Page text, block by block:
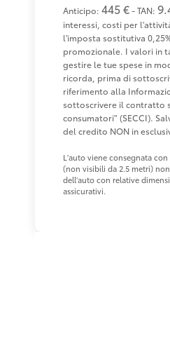
Anticipo: 445 €- TAN:
interessi, costi per
l'imposta sostitutiva
promozionale. I valori in
gestire le tue spese in
ricorda, prima di
riferimento alla
sottoscrivere il contratto
consumatori" (SECCI).
del credito NON in
L'auto viene consegnata
(non visibili da 2.5 metri)
dell'auto con relative
assicurativi.